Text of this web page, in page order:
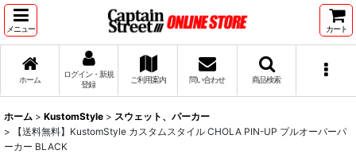
メニュー カート
ホーム
ログイン・新規
登録
ご利用案内 問い合わせ 商品検索
ホーム > KustomStyle > スウェット、パーカー
>
【送料無料】KustomStyle カスタムスタイル CHOLA PIN-UP プルオーバーパ
ーカー BLACK